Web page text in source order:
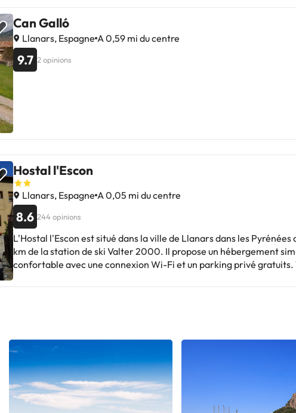
Can Galló
Llanars, Espagne A 0,59 mi du centre
9.7 2 opinions
Hostal l'Escon
Llanars, Espagne A 0,05 mi du centre
8.6 244 opinions
L'Hostal l'Escon est situé dans la ville de Llanars dans les Pyrénées
km de la station de ski Valter 2000. Il propose un hébergement
confortable avec une connexion Wi-Fi et un parking privé gratuits.
propriété est dans un excellent emplacement pour les activités de
explorer les Pyrénées. Il se trouve à 7 minutes de route de
ville célèbre pour ses bâtiments en pierre. Vous pourrez
informations sur la région au bureau d'excursions de la réception.
Gérone-Costa Brava est l'aéroport le plus proche. Certains des services détaillés
peuvent être payants. Vous pouvez vérifier leurs tarifs